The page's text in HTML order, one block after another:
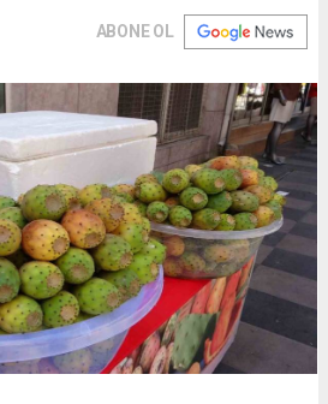
ABONE OL